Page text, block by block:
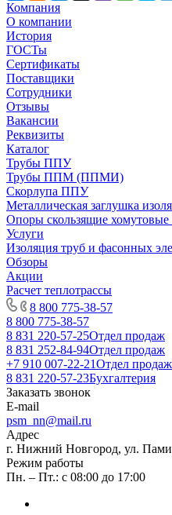
Компания
О компании
История
ГОСТы
Сертификаты
Поставщики
Сотрудники
Отзывы
Вакансии
Реквизиты
Каталог
Трубы ППУ
Трубы ППМ (ППМИ)
Скорлупа ППУ
Металлическая заглушка
Опоры скользящие
Услуги
Изоляция труб и фасонных
Обзоры
Акции
Расчет теплотрассы
8 800 775-38-57
8 800 775-38-57
8 831 220-57-25Отдел продаж
8 831 252-84-94Отдел продаж
+7 910 007-22-21Отдел продаж
8 831 220-57-23Бухгалтерия
Заказать звонок
E-mail
psm_nn@mail.ru
Адрес
г. Нижний Новгород, ул.
Режим работы
Пн. – Пт.: с 08:00 до 17:00